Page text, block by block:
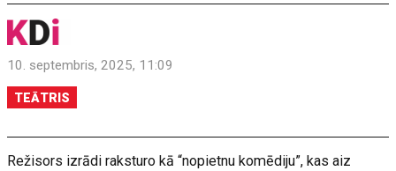
10. septembris, 2025, 11:09
TEĀTRIS
Režisors izrādi raksturo kā “nopietnu komēdiju”, kas aiz